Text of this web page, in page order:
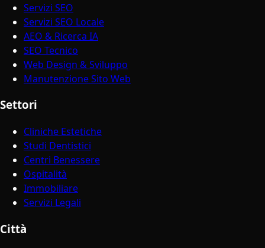
Servizi SEO
Servizi SEO Locale
AEO & Ricerca IA
SEO Tecnico
Web Design & Sviluppo
Manutenzione Sito Web
Settori
Cliniche Estetiche
Studi Dentistici
Centri Benessere
Ospitalità
Immobiliare
Servizi Legali
Città